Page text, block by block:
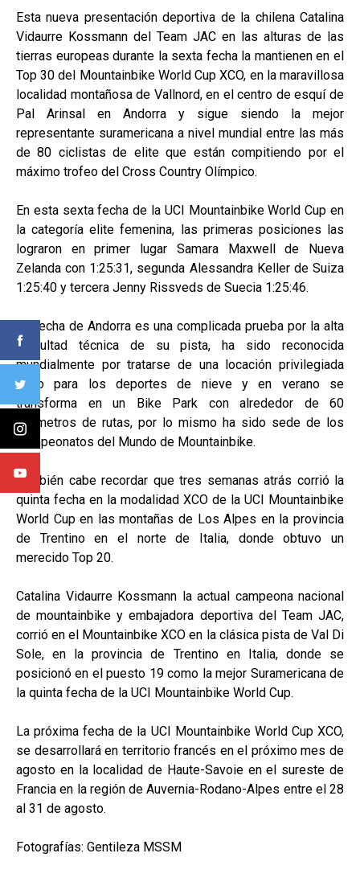
Esta nueva presentación deportiva de la chilena Catalina
Vidaurre Kossmann del Team JAC en las alturas de las
tierras europeas durante la sexta fecha la mantienen en el
Top 30 del Mountainbike World Cup XCO, en la maravillosa
localidad montañosa de Vallnord, en el centro de esquí de
Pal Arinsal en Andorra y sigue siendo la mejor
representante suramericana a nivel mundial entre las más
de 80 ciclistas de elite que están compitiendo por el
máximo trofeo del Cross Country Olímpico.
En esta sexta fecha de la UCI Mountainbike World Cup en
la categoría elite femenina, las primeras posiciones las
lograron en primer lugar Samara Maxwell de Nueva
Zelanda con 1:25:31, segunda Alessandra Keller de Suiza
1:25:40 y tercera Jenny Rissveds de Suecia 1:25:46.
La fecha de Andorra es una complicada prueba por la alta
dificultad técnica de su pista, ha sido reconocida
mundialmente por tratarse de una locación privilegiada
tanto para los deportes de nieve y en verano se
transforma en un Bike Park con alrededor de 60
kilómetros de rutas, por lo mismo ha sido sede de los
Campeonatos del Mundo de Mountainbike.
También cabe recordar que tres semanas atrás corrió la
quinta fecha en la modalidad XCO de la UCI Mountainbike
World Cup en las montañas de Los Alpes en la provincia
de Trentino en el norte de Italia, donde obtuvo un
merecido Top 20.
Catalina Vidaurre Kossmann la actual campeona nacional
de mountainbike y embajadora deportiva del Team JAC,
corrió en el Mountainbike XCO en la clásica pista de Val Di
Sole, en la provincia de Trentino en Italia, donde se
posicionó en el puesto 19 como la mejor Suramericana de
la quinta fecha de la UCI Mountainbike World Cup.
La próxima fecha de la UCI Mountainbike World Cup XCO,
se desarrollará en territorio francés en el próximo mes de
agosto en la localidad de Haute-Savoie en el sureste de
Francia en la región de Auvernia-Rodano-Alpes entre el 28
al 31 de agosto.
Fotografías: Gentileza MSSM